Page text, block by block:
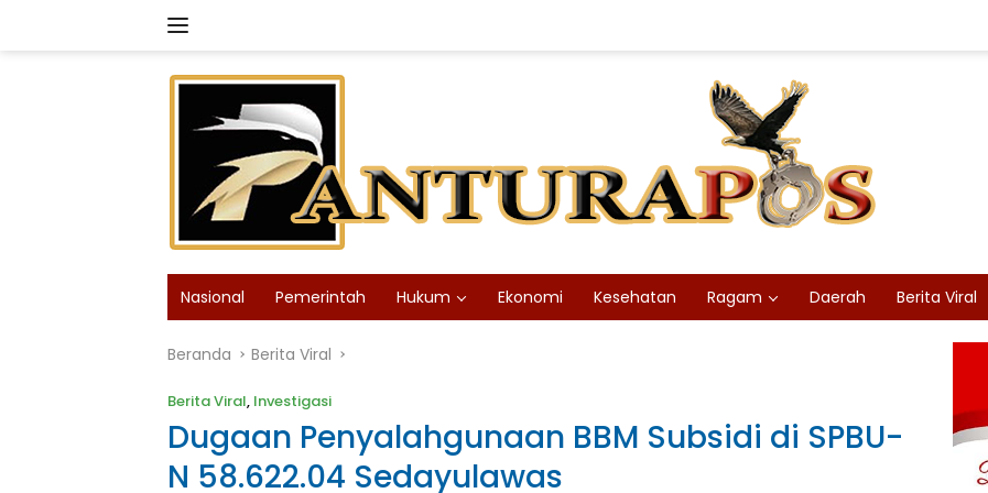
Nasional Pemerintah Hukum Ekonomi Kesehatan Ragam Daerah Berita Viral
Beranda Berita Viral
Berita Viral, Investigasi
Dugaan Penyalahgunaan BBM Subsidi di SPBU-
N 58.622.04 Sedayulawas